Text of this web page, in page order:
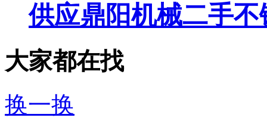
供应鼎阳机械二手
大家都在找
换一换